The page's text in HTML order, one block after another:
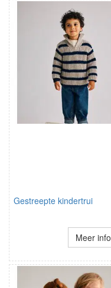
Gestreepte kindertrui
Meer info